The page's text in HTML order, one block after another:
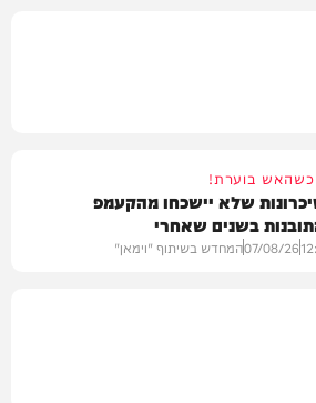
כשהאש בוערת!
שלא יישכחו מהקעמפ
בשנים שאחרי
07/08/26המחדש בשיתוף "וימאן"